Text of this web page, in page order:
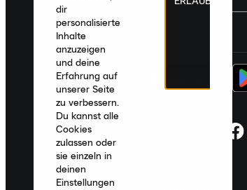
dir
personalisierte
Inhalte
anzuzeigen
und deine
Erfahrung auf
unserer Seite
zu verbessern.
Du kannst alle
Cookies
zulassen oder
sie einzeln in
deinen
Einstellungen